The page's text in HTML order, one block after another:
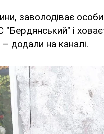
заволодіває
"Бердянський" і
додали на каналі.